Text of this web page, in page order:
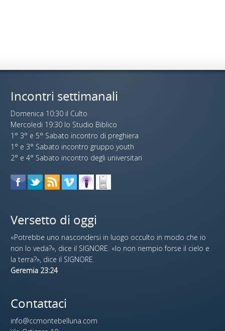
Incontri settimanali
Domenica 10:30 il Culto
Mercoledi 19:30 lo Studio Biblico
1° 3° e 5° Sabato incontro di preghiera
1° e 3° Sabato incontro gruppo youth
2° e 4° Sabato incontro degli universitari
Versetto di oggi
«Potrebbe uno nascondersi in luogo occulto in modo che io
non lo veda?», dice il SIGNORE. «Io non riempio forse il cielo e
la terra?», dice il SIGNORE.
Geremia 23:24
Contattaci
info@ccmontebelluna.com